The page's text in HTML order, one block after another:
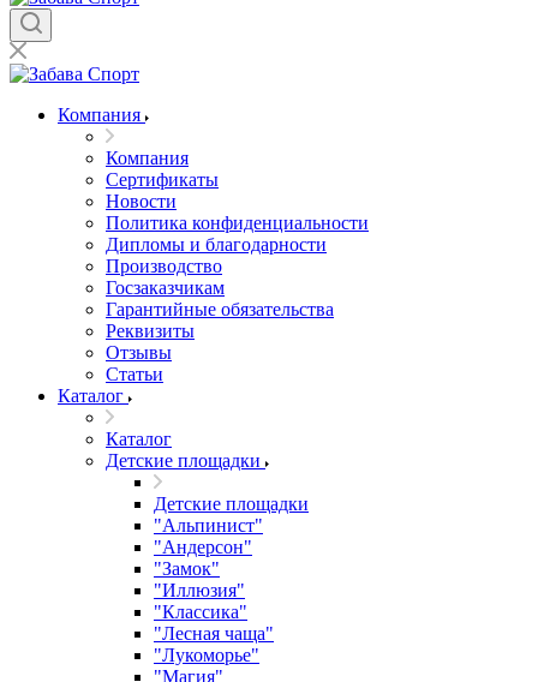
Компания
Компания
Сертификаты
Новости
Политика конфиденциальности
Дипломы и благодарности
Производство
Госзаказчикам
Гарантийные обязательства
Реквизиты
Отзывы
Статьи
Каталог
Каталог
Детские площадки
Детские площадки
"Альпинист"
"Андерсон"
"Замок"
"Иллюзия"
"Классика"
"Лесная чаща"
"Лукоморье"
"Магия"